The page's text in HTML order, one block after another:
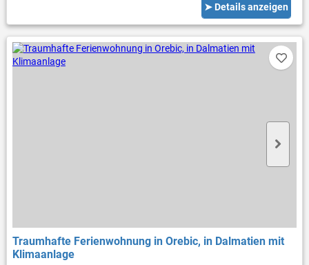
➤ Details anzeigen
Traumhafte Ferienwohnung in Orebic, in Dalmatien mit
Klimaanlage